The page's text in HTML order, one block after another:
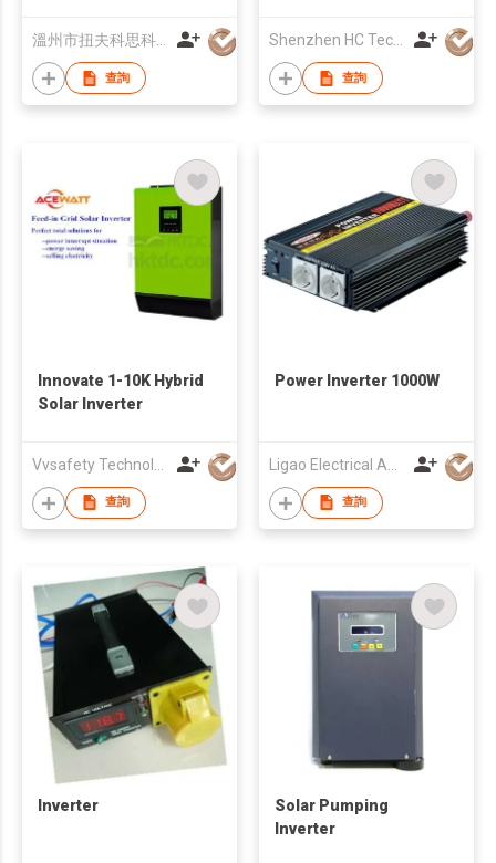
溫州市扭夫科思科技電子有限公司
查詢
Shenzhen HC Technology Co., Ltd.
查詢
Innovate 1-10K Hybrid
Solar Inverter
查詢
Power Inverter 1000W
查詢
Inverter
Solar Pumping
Inverter